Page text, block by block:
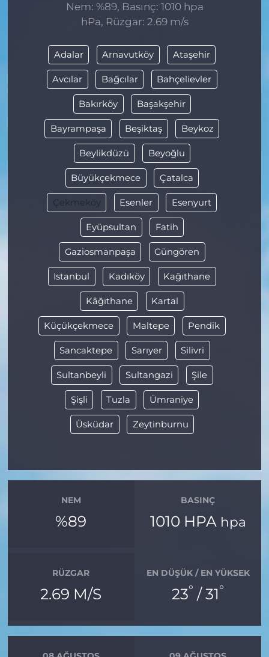
Nem: %89, Basınç: 1010 hpa
hPa, Rüzgar: 2.69 m/s
Adalar Arnavutköy Ataşehir
Avcılar Bağcılar Bahçelievler
Bakırköy Başakşehir
Bayrampaşa Beşiktaş Beykoz
Beylikdüzü Beyoğlu
Büyükçekmece Çatalca
Çekmeköy Esenler Esenyurt
Eyüpsultan Fatih
Gaziosmanpaşa Güngören
Istanbul Kadıköy Kağıthane
Kâğıthane Kartal
Küçükçekmece Maltepe Pendik
Sancaktepe Sarıyer Silivri
Sultanbeyli Sultangazi Şile
Şişli Tuzla Ümraniye
Üsküdar Zeytinburnu
NEM
%89
BASINÇ
1010 HPA hpa
RÜZGAR
2.69 M/S
EN DÜŞÜK / EN YÜKSEK
23° / 31°